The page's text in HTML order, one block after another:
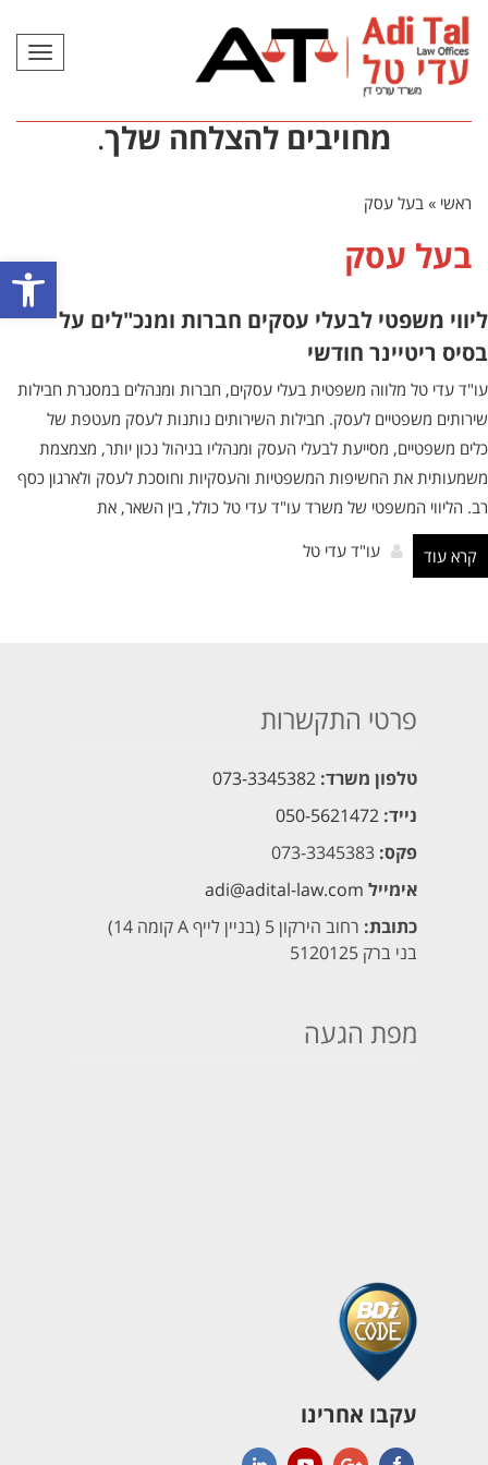
פתח
מחויבים להצלחה שלך.
ראשי » בעל עסק
בעל עסק
ליווי משפטי לבעלי עסקים חברות ומנכ"לים על
בסיס ריטיינר חודשי
עו"ד עדי טל מלווה משפטית בעלי עסקים, חברות ומנהלים במסגרת חבילות
שירותים משפטיים לעסק. חבילות השירותים נותנות לעסק מעטפת של
כלים משפטיים, מסייעת לבעלי העסק ומנהליו בניהול נכון יותר, מצמצמת
משמעותית את החשיפות המשפטיות והעסקיות וחוסכת לעסק ולארגון כסף
רב. הליווי המשפטי של משרד עו"ד עדי טל כולל, בין השאר, את
עו"ד עדי טל
קרא עוד
פרטי התקשרות
טלפון משרד: 073-3345382
נייד: 050-5621472
פקס:
אימייל adi@adital-law.com
כתובת: רחוב הירקון 5 (בניין לייף A קומה 14)
בני ברק 5120125
מפת הגעה
עקבו אחרינו